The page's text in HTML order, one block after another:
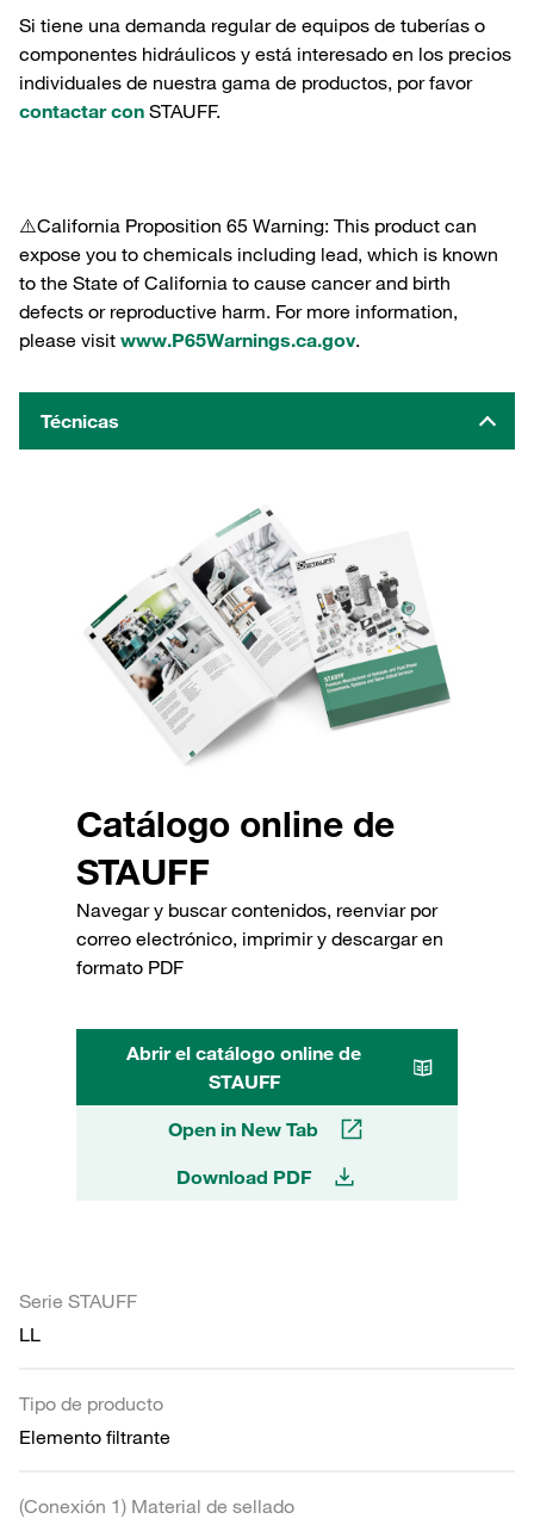
Si tiene una demanda regular de equipos de tuberías o
componentes hidráulicos y está interesado en los precios
individuales de nuestra gama de productos, por favor
contactar con STAUFF.
⚠️California Proposition 65 Warning: This product can
expose you to chemicals including lead, which is known
to the State of California to cause cancer and birth
defects or reproductive harm. For more information,
please visit www.P65Warnings.ca.gov.
Técnicas
Catálogo online de
STAUFF
Navegar y buscar contenidos, reenviar por
correo electrónico, imprimir y descargar en
formato PDF
Abrir el catálogo online de
STAUFF
Open in New Tab
Download PDF
Serie STAUFF
LL
Tipo de producto
Elemento filtrante
(Conexión 1) Material de sellado